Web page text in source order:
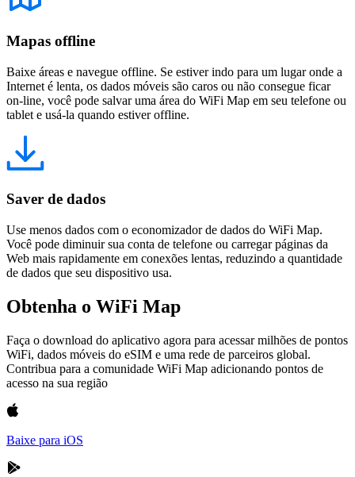
Mapas offline
Baixe áreas e navegue offline. Se estiver indo para um lugar onde a
Internet é lenta, os dados móveis são caros ou não consegue ficar
on-line, você pode salvar uma área do WiFi Map em seu telefone ou
tablet e usá-la quando estiver offline.
Saver de dados
Use menos dados com o economizador de dados do WiFi Map.
Você pode diminuir sua conta de telefone ou carregar páginas da
Web mais rapidamente em conexões lentas, reduzindo a quantidade
de dados que seu dispositivo usa.
Obtenha o WiFi Map
Faça o download do aplicativo agora para acessar milhões de pontos
WiFi, dados móveis do eSIM e uma rede de parceiros global.
Contribua para a comunidade WiFi Map adicionando pontos de
acesso na sua região
Baixe para iOS